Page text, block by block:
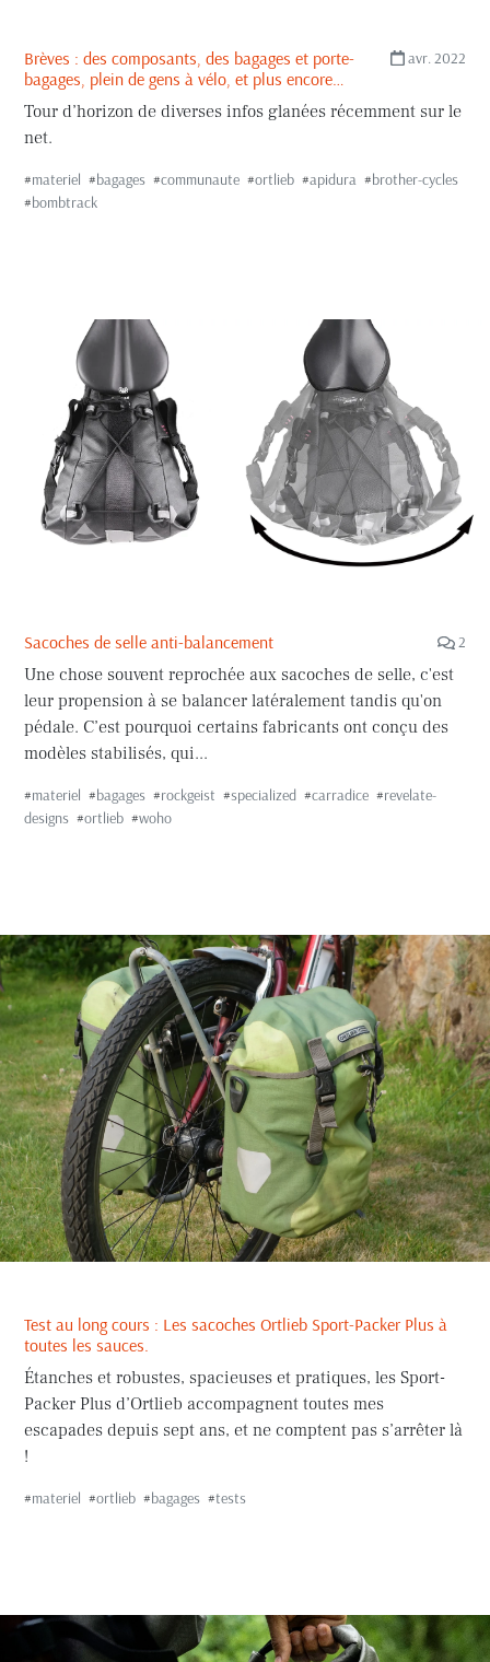
avr. 2022
Brèves : des composants, des bagages et porte-
bagages, plein de gens à vélo, et plus encore…
Tour d’horizon de diverses infos glanées récemment sur le
net.
#materiel #bagages #communaute #ortlieb #apidura #brother-cycles
#bombtrack
2
Sacoches de selle anti-balancement
Une chose souvent reprochée aux sacoches de selle, c'est
leur propension à se balancer latéralement tandis qu'on
pédale. C’est pourquoi certains fabricants ont conçu des
modèles stabilisés, qui...
#materiel #bagages #rockgeist #specialized #carradice #revelate-
designs #ortlieb #woho
Test au long cours : Les sacoches Ortlieb Sport-Packer Plus à
toutes les sauces.
Étanches et robustes, spacieuses et pratiques, les Sport-
Packer Plus d’Ortlieb accompagnent toutes mes
escapades depuis sept ans, et ne comptent pas s’arrêter là
!
#materiel #ortlieb #bagages #tests